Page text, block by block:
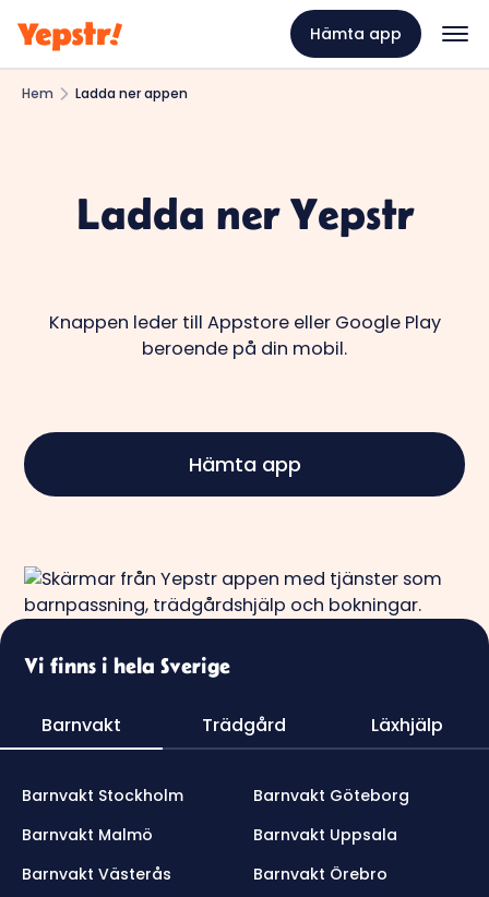
Hämta app
Hem Ladda ner appen
Ladda ner Yepstr
Knappen leder till Appstore eller Google Play
beroende på din mobil.
Hämta app
Vi finns i hela Sverige
Barnvakt Trädgård Läxhjälp
Barnvakt Stockholm
Barnvakt Göteborg
Barnvakt Malmö
Barnvakt Uppsala
Barnvakt Västerås
Barnvakt Örebro